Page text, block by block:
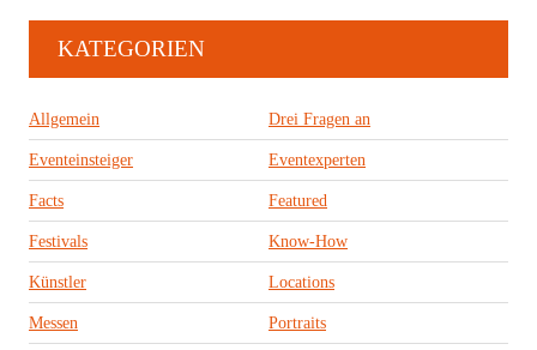
KATEGORIEN
Allgemein Drei Fragen an
Eventeinsteiger Eventexperten
Facts Featured
Festivals Know-How
Künstler Locations
Messen Portraits